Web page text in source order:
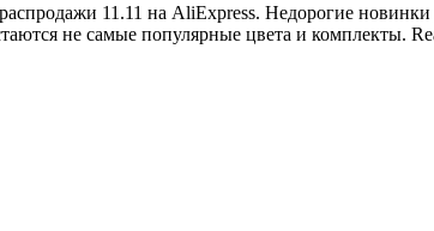
11.11 на AliExpress. Недорогие новинки
не самые популярные цвета и комплекты.